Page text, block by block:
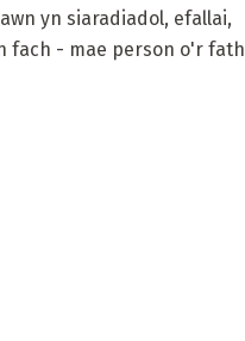
yn siaradiadol, efallai,
fach - mae person o'r fath